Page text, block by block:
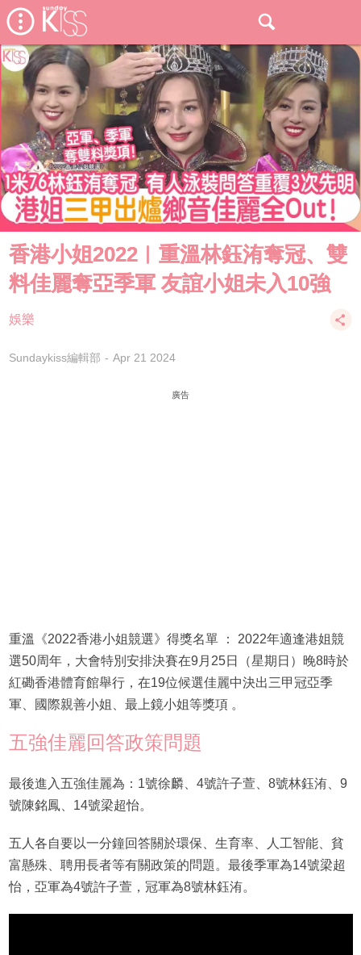
香港小姐2022︱重溫林鈺洧奪冠、雙
料佳麗奪亞季軍 友誼小姐未入10強
娛樂
Sundaykiss編輯部 Apr 21 2024
廣告
重溫《2022香港小姐競選》得獎名單 ： 2022年適逢港姐競
選50周年，大會特別安排決賽在9月25日（星期日）晚8時於
紅磡香港體育館舉行，在19位候選佳麗中決出三甲冠亞季
軍、國際親善小姐、最上鏡小姐等獎項 。
五強佳麗回答政策問題
最後進入五強佳麗為：1號徐麟、4號許子萱、8號林鈺洧、9
號陳銘鳳、14號梁超怡。
五人各自要以一分鐘回答關於環保、生育率、人工智能、貧
富懸殊、聘用長者等有關政策的問題。最後季軍為14號梁超
怡，亞軍為4號許子萱，冠軍為8號林鈺洧。